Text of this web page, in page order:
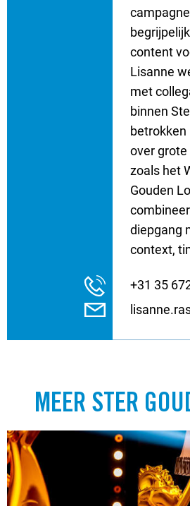
content
Lisanne
met
binnen
over
zoals het
Gouden
diepgang
context,
+31 35
MEER STER